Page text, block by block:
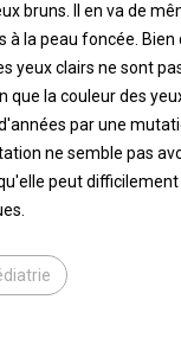
bruns. Il en va de
à la peau foncée. Bien
yeux clairs ne sont
que la couleur des
par une
ne semble pas
peut